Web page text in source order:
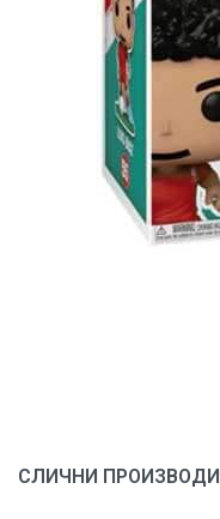
СЛИЧНИ ПРОИЗВОДИ